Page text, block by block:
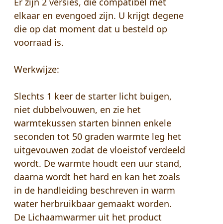
elkaar en evengoed zijn. U krijgt degene
die op dat moment dat u besteld op
voorraad is.
Werkwijze:
Slechts 1 keer de starter licht buigen,
niet dubbelvouwen, en zie het
warmtekussen starten binnen enkele
seconden tot 50 graden warmte leg het
uitgevouwen zodat de vloeistof verdeeld
wordt. De warmte houdt een uur stand,
daarna wordt het hard en kan het zoals
in de handleiding beschreven in warm
water herbruikbaar gemaakt worden.
De Lichaamwarmer uit het product